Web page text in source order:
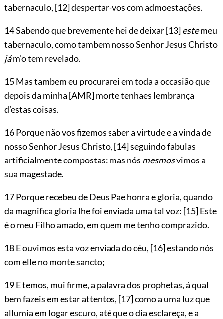
tabernaculo, [12]despertar-vos com admoestações.
14 Sabendo que brevemente hei de deixar[13]estemeu
tabernaculo, como tambem nosso Senhor Jesus Christo
jám’o tem revelado.
15 Mas tambem eu procurarei em toda a occasião que
depois da minha [AMR]morte tenhaes lembrança
d’estas coisas.
16 Porque não vos fizemos saber a virtude e a vinda de
nosso Senhor Jesus Christo, [14]seguindo fabulas
artificialmente compostas: mas nós mesmosvimos a
sua magestade.
17 Porque recebeu de Deus Pae honra e gloria, quando
da magnifica gloria lhe foi enviada uma tal voz: [15]Este
é o meu Filho amado, em quem me tenho comprazido.
18 E ouvimos esta voz enviada do céu, [16]estando nós
com elle no monte sancto;
19 E temos, mui firme, a palavra dos prophetas, á qual
bem fazeis em estar attentos, [17]como a uma luz que
allumia em logar escuro, até que o dia esclareça, e a